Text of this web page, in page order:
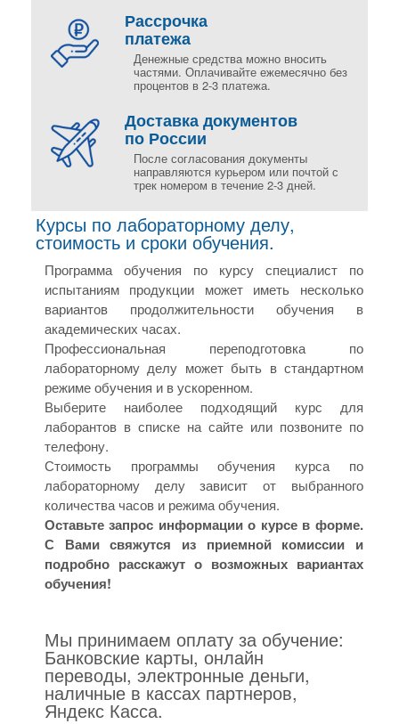
Рассрочка
платежа
Денежные средства можно вносить
частями. Оплачивайте ежемесячно без
процентов в 2-3 платежа.
Доставка документов
по России
После согласования документы
направляются курьером или почтой с
трек номером в течение 2-3 дней.
Курсы по лабораторному делу,
стоимость и сроки обучения.
Программа обучения по курсу специалист по
испытаниям продукции может иметь несколько
вариантов продолжительности обучения в
академических часах.
Профессиональная переподготовка по
лабораторному делу может быть в стандартном
режиме обучения и в ускоренном.
Выберите наиболее подходящий курс для
лаборантов в списке на сайте или позвоните по
телефону.
Стоимость программы обучения курса по
лабораторному делу зависит от выбранного
количества часов и режима обучения.
Оставьте запрос информации о курсе в форме.
С Вами свяжутся из приемной комиссии и
подробно расскажут о возможных вариантах
обучения!
Мы принимаем оплату за обучение:
Банковские карты, онлайн
переводы, электронные деньги,
наличные в кассах партнеров,
Яндекс Касса.